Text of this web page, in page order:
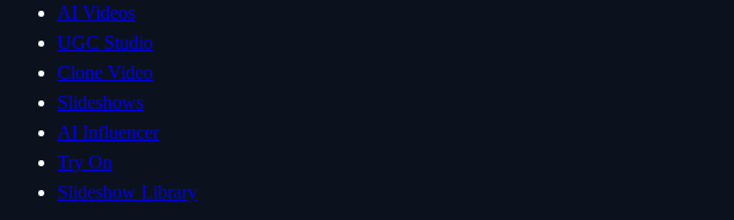
AI Videos
UGC Studio
Clone Video
Slideshows
AI Influencer
Try On
Slideshow Library